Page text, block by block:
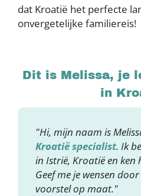
dat Kroatië het perfecte
onvergetelijke familiereis!
Dit is Melissa, je
in
"Hi, mijn naam is
Kroatië specialist. Ik
in Istrië, Kroatië en ken
Geef me je wensen
voorstel op maat."